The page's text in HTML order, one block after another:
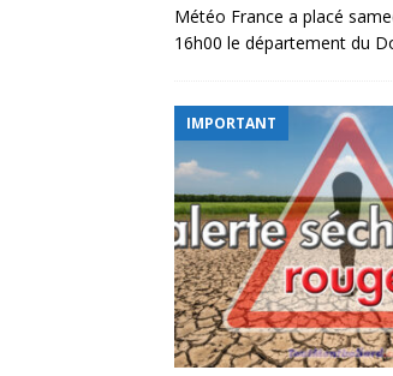
Météo France a placé
16h00 le département du
IMPORTANT